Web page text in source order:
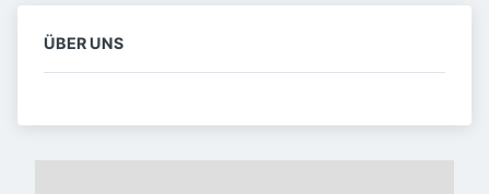
ÜBER UNS